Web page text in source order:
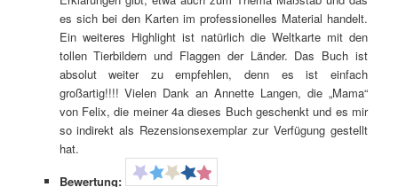
es sich bei den Karten im professionelles Material handelt.
Ein weiteres Highlight ist natürlich die Weltkarte mit den
tollen Tierbildern und Flaggen der Länder. Das Buch ist
absolut weiter zu empfehlen, denn es ist einfach
großartig!!!! Vielen Dank an Annette Langen, die „Mama“
von Felix, die meiner 4a dieses Buch geschenkt und es mir
so indirekt als Rezensionsexemplar zur Verfügung gestellt
hat.
Bewertung: